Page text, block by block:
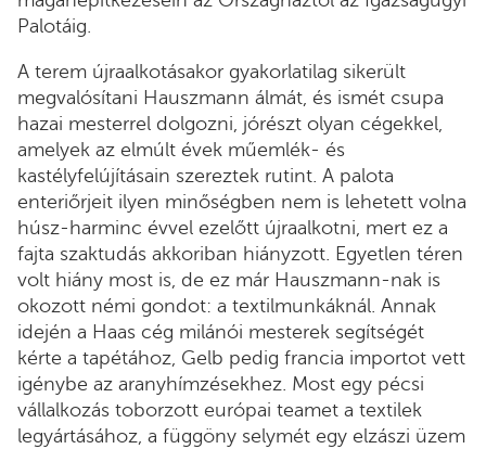
Palotáig.
A terem újraalkotásakor gyakorlatilag sikerült
megvalósítani Hauszmann álmát, és ismét csupa
hazai mesterrel dolgozni, jórészt olyan cégekkel,
amelyek az elmúlt évek műemlék- és
kastélyfelújításain szereztek rutint. A palota
enteriőrjeit ilyen minőségben nem is lehetett volna
húsz-harminc évvel ezelőtt újraalkotni, mert ez a
fajta szaktudás akkoriban hiányzott. Egyetlen téren
volt hiány most is, de ez már Hauszmann-nak is
okozott némi gondot: a textilmunkáknál. Annak
idején a Haas cég milánói mesterek segítségét
kérte a tapétához, Gelb pedig francia importot vett
igénybe az aranyhímzésekhez. Most egy pécsi
vállalkozás toborzott európai teamet a textilek
legyártásához, a függöny selymét egy elzászi üzem